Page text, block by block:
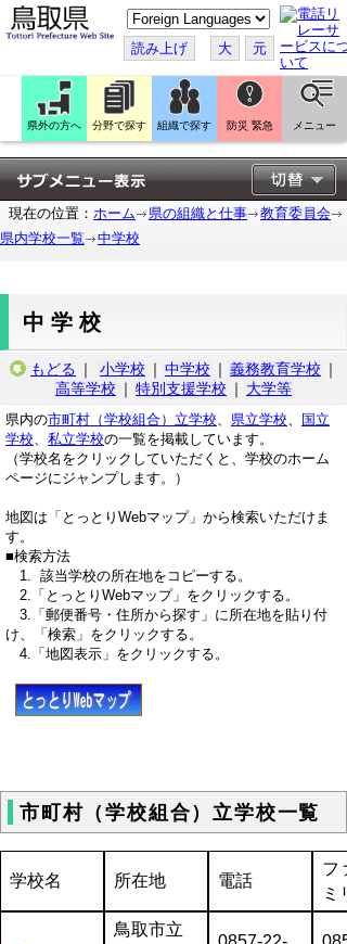
こ
の
ペ
ー
ジ
翻
訳
す
る
読み上げ 大 元
県外の方へ 分野で探す 組織で探す 防災 緊急 メニュー
現在の位置： ホーム 県の組織と仕事
教育委員会
県内学校一覧
中学校
中学校
もどる ｜ 小学校 ｜ 中学校 ｜ 義務教育学校 ｜
高等学校 ｜ 特別支援学校 ｜ 大学等
県内の市町村（学校組合）立学校、 県立学校、
国立
学校、 私立学校の一覧を掲載しています。
（学校名をクリックしていただくと、学校のホーム
ページにジャンプします。）
地図は「とっとりWebマップ」から検索いただけま
す。
■検索方法
1. 該当学校の所在地をコピーする。
2.「とっとりWebマップ」をクリックする。
3.「郵便番号・住所から探す」に所在地を貼り付
け、「検索」をクリックする。
4.「地図表示」をクリックする。
市町村（学校組合）立学校一覧
学校名 所在地 電話
フ
ミリ
鳥取市立